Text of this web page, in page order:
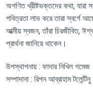
অগণিত খ্রীষ্টভক্তদের কথা, যারা
পবিত্রতা লাভ করে তারা স্বর্গে
আত্মীয় স্বজন, তাঁরা চিরজীবিত,
প্রার্থনা জানিয়ে থাকেন।
উপস্থাপনায় : ফাদার নিখিল গমেজ
সম্পাদানা : রিপন আব্রাহাম টলেন্টিনু